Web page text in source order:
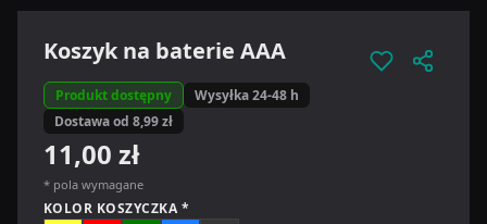
Koszyk na baterie AAA
Produkt dostępny
Wysyłka 24-48 h
Dostawa od 8,99 zł
11,00 zł
* pola wymagane
KOLOR KOSZYCZKA *